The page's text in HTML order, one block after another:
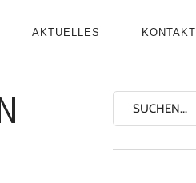
AKTUELLES KONTAKT